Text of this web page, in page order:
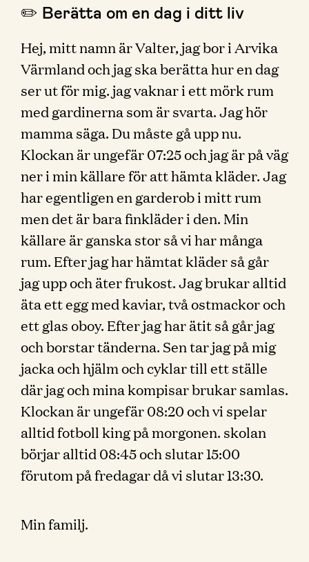
✏️ Berätta om en dag i ditt liv
Hej, mitt namn är Valter, jag bor i Arvika
Värmland och jag ska berätta hur en dag
ser ut för mig. jag vaknar i ett mörk rum
med gardinerna som är svarta. Jag hör
mamma säga. Du måste gå upp nu.
Klockan är ungefär 07:25 och jag är på väg
ner i min källare för att hämta kläder. Jag
har egentligen en garderob i mitt rum
men det är bara finkläder i den. Min
källare är ganska stor så vi har många
rum. Efter jag har hämtat kläder så går
jag upp och äter frukost. Jag brukar alltid
äta ett egg med kaviar, två ostmackor och
ett glas oboy. Efter jag har ätit så går jag
och borstar tänderna. Sen tar jag på mig
jacka och hjälm och cyklar till ett ställe
där jag och mina kompisar brukar samlas.
Klockan är ungefär 08:20 och vi spelar
alltid fotboll king på morgonen. skolan
börjar alltid 08:45 och slutar 15:00
förutom på fredagar då vi slutar 13:30.
Min familj.